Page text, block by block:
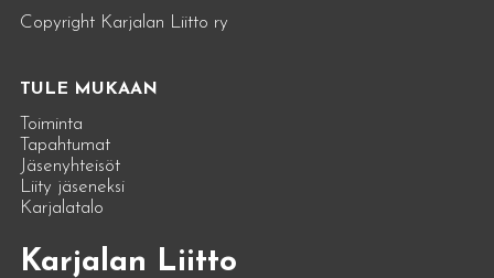
Copyright Karjalan Liitto ry
TULE MUKAAN
Toiminta
Tapahtumat
Jäsenyhteisöt
Liity jäseneksi
Karjalatalo
Karjalan Liitto